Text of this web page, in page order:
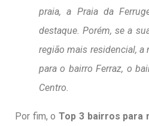
praia, a Praia da
destaque. Porém, se a
região mais residencial, a
para o bairro Ferraz, o
Centro.
Por fim, oTop 3 bairros para